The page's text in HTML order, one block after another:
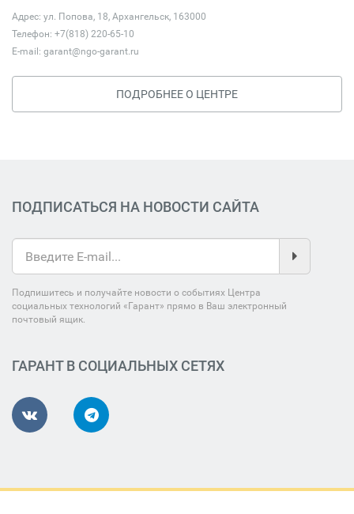
Адрес: ул. Попова, 18, Архангельск, 163000
Телефон: +7(818) 220-65-10
E-mail: garant@ngo-garant.ru
ПОДРОБНЕЕ О ЦЕНТРЕ
ПОДПИСАТЬСЯ НА НОВОСТИ САЙТА
Подпишитесь и получайте новости о событиях Центра
социальных технологий «Гарант» прямо в Ваш электронный
почтовый ящик.
ГАРАНТ В СОЦИАЛЬНЫХ СЕТЯХ